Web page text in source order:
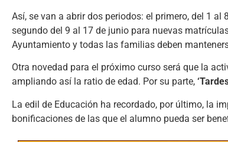
Así, se van a abrir dos periodos: el primero, del 1
segundo del 9 al 17 de junio para nuevas
Ayuntamiento y todas las familias deben
Otra novedad para el próximo curso será que la
ampliando así la ratio de edad. Por su parte,
La edil de Educación ha recordado, por último, la
bonificaciones de las que el alumno pueda ser